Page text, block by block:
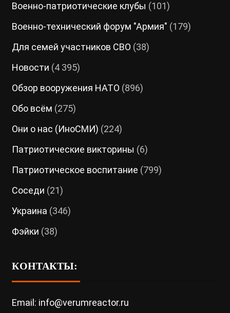
Военно-патриотические клубы (101)
Военно-технический форум "Армия" (179)
Для семей участников СВО (38)
Новости (4 395)
Обзор вооружения НАТО (896)
Обо всём (275)
Они о нас (ИноСМИ) (224)
Патриотические викторины (6)
Патриотическое воспитание (799)
Соседи (21)
Украина (346)
Фэйки (38)
КОНТАКТЫ:
Email: info@verumreactor.ru